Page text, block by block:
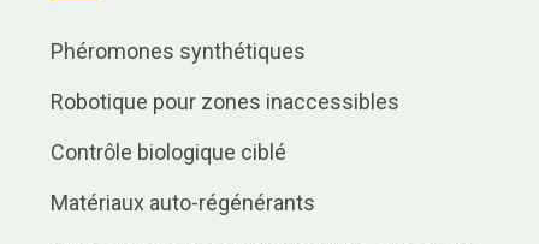
Phéromones synthétiques
Robotique pour zones inaccessibles
Contrôle biologique ciblé
Matériaux auto-régénérants